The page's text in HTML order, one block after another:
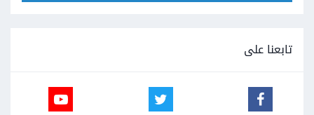
تابعنا على